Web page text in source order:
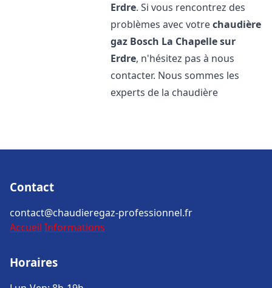
Erdre. Si vous rencontrez des
problèmes avec votrechaudière
gaz Bosch La Chapelle sur
Erdre, n'hésitez pas à nous
contacter. Nous sommes les
experts de la chaudière
Contact
contact@chaudieregaz-professionnel.fr
Accueil Informations
Horaires